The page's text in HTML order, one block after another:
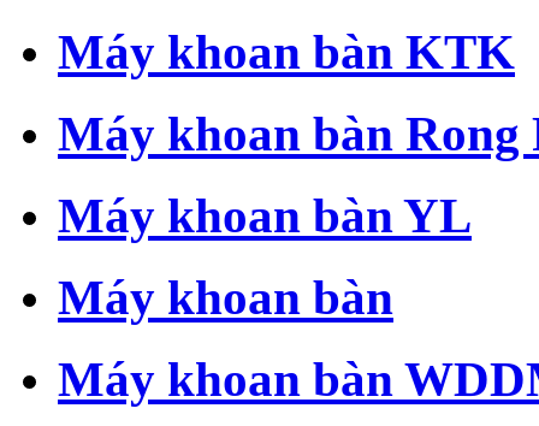
Máy khoan bàn KTK
Máy khoan bàn Rong
Máy khoan bàn YL
Máy khoan bàn
Máy khoan bàn